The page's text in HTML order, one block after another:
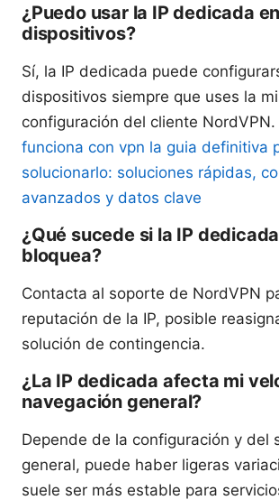
¿Puedo usar la IP dedicada
dispositivos?
Sí, la IP dedicada puede
dispositivos siempre que uses la
configuración del cliente NordVPN.
funciona con vpn la guia definitiva
solucionarlo: soluciones rápidas,
avanzados y datos clave
¿Qué sucede si la IP
bloquea?
Contacta al soporte de NordVPN
reputación de la IP, posible
solución de contingencia.
¿La IP dedicada afecta mi
navegación general?
Depende de la configuración y del
general, puede haber ligeras
suele ser más estable para